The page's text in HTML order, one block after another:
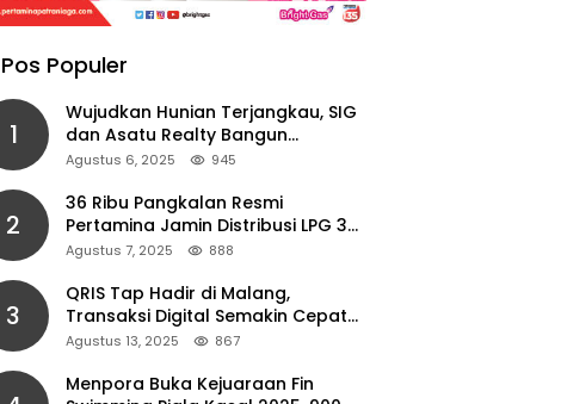
Pos Populer
1
Wujudkan Hunian Terjangkau, SIG
dan Asatu Realty Bangun
Perumahan di Cianjur
Agustus 6, 2025 945
2
36 Ribu Pangkalan Resmi
Pertamina Jamin Distribusi LPG 3
Kg Aman di Jawa Timur
Agustus 7, 2025 888
3
QRIS Tap Hadir di Malang,
Transaksi Digital Semakin Cepat
dan Mudah dengan Teknologi NFC
Agustus 13, 2025 867
Menpora Buka Kejuaraan Fin